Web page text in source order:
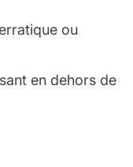
ou
en dehors de